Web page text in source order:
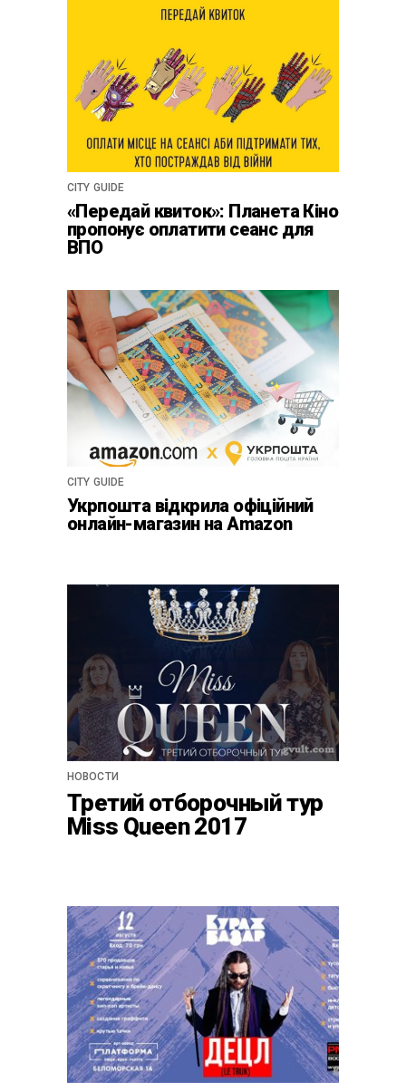
CITY GUIDE
«Передай квиток»: Планета Кіно
пропонує оплатити сеанс для
ВПО
CITY GUIDE
Укрпошта відкрила офіційний
онлайн-магазин на Amazon
НОВОСТИ
Третий отборочный тур
Miss Queen 2017